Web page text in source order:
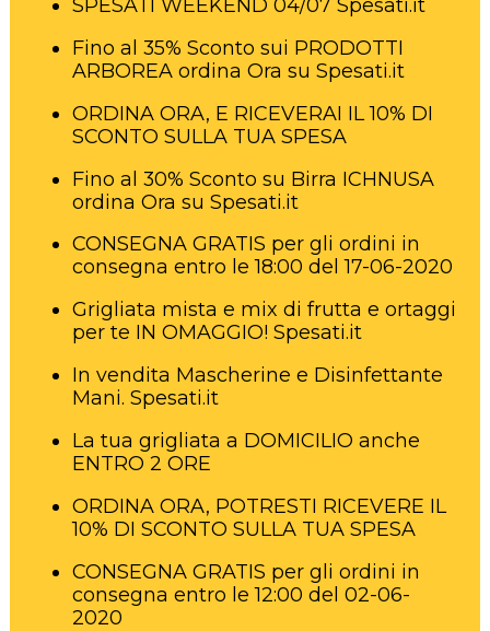
SPESATI WEEKEND 04/07 Spesati.it
Fino al 35% Sconto sui PRODOTTI
ARBOREA ordina Ora su Spesati.it
ORDINA ORA, E RICEVERAI IL 10% DI
SCONTO SULLA TUA SPESA
Fino al 30% Sconto su Birra ICHNUSA
ordina Ora su Spesati.it
CONSEGNA GRATIS per gli ordini in
consegna entro le 18:00 del 17-06-2020
Grigliata mista e mix di frutta e ortaggi
per te IN OMAGGIO! Spesati.it
In vendita Mascherine e Disinfettante
Mani. Spesati.it
La tua grigliata a DOMICILIO anche
ENTRO 2 ORE
ORDINA ORA, POTRESTI RICEVERE IL
10% DI SCONTO SULLA TUA SPESA
CONSEGNA GRATIS per gli ordini in
consegna entro le 12:00 del 02-06-
2020